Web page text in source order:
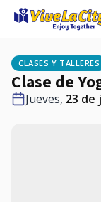
CLASES Y TALLERES
Clase de
Jueves, 23 de